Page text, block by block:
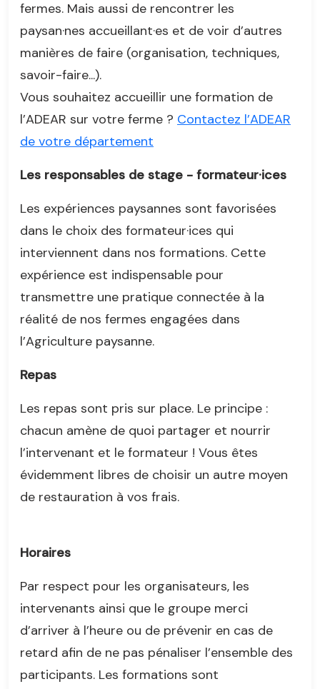
fermes. Mais aussi de rencontrer les
paysan·nes accueillant·es et de voir d’autres
manières de faire (organisation, techniques,
savoir-faire...).
Vous souhaitez accueillir une formation de
l’ADEAR sur votre ferme ? Contactez l’ADEAR
de votre département
Les responsables de stage - formateur·ices
Les expériences paysannes sont favorisées
dans le choix des formateur·ices qui
interviennent dans nos formations. Cette
expérience est indispensable pour
transmettre une pratique connectée à la
réalité de nos fermes engagées dans
l’Agriculture paysanne.
Repas
Les repas sont pris sur place. Le principe :
chacun amène de quoi partager et nourrir
l’intervenant et le formateur ! Vous êtes
évidemment libres de choisir un autre moyen
de restauration à vos frais.
Horaires
Par respect pour les organisateurs, les
intervenants ainsi que le groupe merci
d’arriver à l’heure ou de prévenir en cas de
retard afin de ne pas pénaliser l’ensemble des
participants. Les formations sont